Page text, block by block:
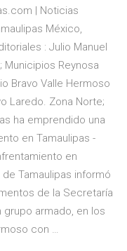
| Noticias
México,
: Julio Manuel
Municipios Reynosa
Bravo Valle Hermoso
Laredo. Zona Norte;
ha emprendido una
en Tamaulipas -
en
Tamaulipas informó
de la Secretaría
grupo armado, en los
con …